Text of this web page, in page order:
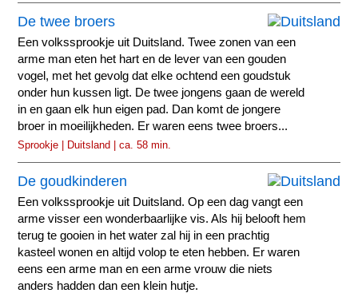
De twee broers
Een volkssprookje uit Duitsland. Twee zonen van een
arme man eten het hart en de lever van een gouden
vogel, met het gevolg dat elke ochtend een goudstuk
onder hun kussen ligt. De twee jongens gaan de wereld
in en gaan elk hun eigen pad. Dan komt de jongere
broer in moeilijkheden. Er waren eens twee broers...
Sprookje | Duitsland | ca. 58 min.
De goudkinderen
Een volkssprookje uit Duitsland. Op een dag vangt een
arme visser een wonderbaarlijke vis. Als hij belooft hem
terug te gooien in het water zal hij in een prachtig
kasteel wonen en altijd volop te eten hebben. Er waren
eens een arme man en een arme vrouw die niets
anders hadden dan een klein hutje.